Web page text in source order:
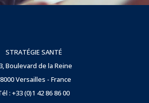
STRATÉGIE SANTÉ
Boulevard de la Reine
Versailles - France
: +33 (0)1 42 86 86 00